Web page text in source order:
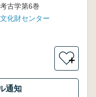
古学第6巻
化財センター
＋
通知